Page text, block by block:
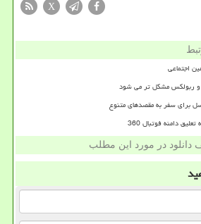
X
اجتماعی
و ربولکس مشکل تر می شود
برای سفر به مقصدهای متنوع
دامنه فوتبال 360
دانلود در مورد این مطلب